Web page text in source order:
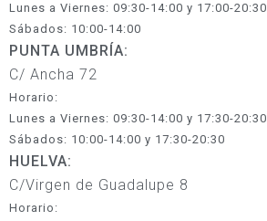
Lunes a Viernes: 09:30-14:00 y 17:00-20:30
Sábados: 10:00-14:00
PUNTA UMBRÍA:
C/ Ancha 72
Horario:
Lunes a Viernes: 09:30-14:00 y 17:30-20:30
Sábados: 10:00-14:00 y 17:30-20:30
HUELVA:
C/Virgen de Guadalupe 8
Horario: